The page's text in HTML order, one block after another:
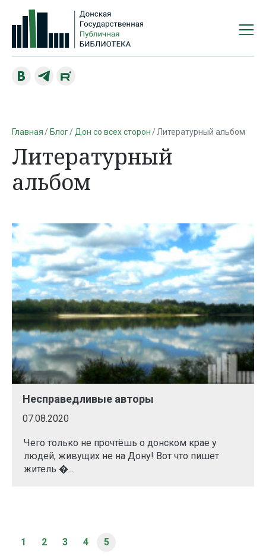
Главная Блог Дон со всех сторон Литературный альбом
Литературный
альбом
Несправедливые авторы
07.08.2020
Чего только не прочтёшь о донском крае у
людей, живущих не на Дону! Вот что пишет
житель �...
1 2 3 4 5